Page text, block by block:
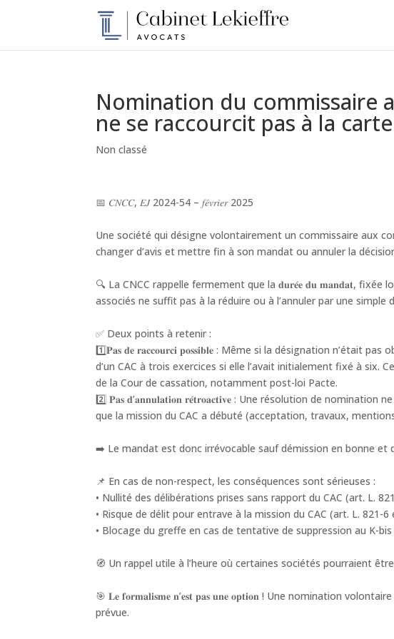
Nomination du commissaire
ne se raccourcit pas à la carte
Non classé
📅 𝐶𝑁𝐶𝐶, 𝐸𝐽 2024-54 – 𝑓𝑒́𝑣𝑟𝑖𝑒𝑟 2025
Une société qui désigne volontairement un commissaire aux
changer d’avis et mettre fin à son mandat ou annuler la
🔍 La CNCC rappelle fermement que la 𝐝𝐮𝐫𝐞́𝐞 𝐝𝐮 𝐦𝐚𝐧𝐝𝐚𝐭, fixée
associés ne suffit pas à la réduire ou à l’annuler par une simple
✅ Deux points à retenir :
1️⃣𝐏𝐚𝐬 𝐝𝐞 𝐫𝐚𝐜𝐜𝐨𝐮𝐫𝐜𝐢 𝐩𝐨𝐬𝐬𝐢𝐛𝐥𝐞 : Même si la désignation n’était
d’un CAC à trois exercices si elle l’avait initialement fixé à six.
de la Cour de cassation, notamment post-loi Pacte.
2️⃣ 𝐏𝐚𝐬 𝐝’𝐚𝐧𝐧𝐮𝐥𝐚𝐭𝐢𝐨𝐧 𝐫𝐞́𝐭𝐫𝐨𝐚𝐜𝐭𝐢𝐯𝐞 : Une résolution de
que la mission du CAC a débuté (acceptation, travaux,
➡️ Le mandat est donc irrévocable sauf démission en bonne et
📌 En cas de non-respect, les conséquences sont sérieuses :
• Nullité des délibérations prises sans rapport du CAC (art. L.
• Risque de délit pour entrave à la mission du CAC (art. L. 821-6
• Blocage du greffe en cas de tentative de suppression au K-bis
🧭 Un rappel utile à l’heure où certaines sociétés pourraient
🎯 𝐋𝐞 𝐟𝐨𝐫𝐦𝐚𝐥𝐢𝐬𝐦𝐞 𝐧’𝐞𝐬𝐭 𝐩𝐚𝐬 𝐮𝐧𝐞 𝐨𝐩𝐭𝐢𝐨𝐧 ! Une nomination
prévue.